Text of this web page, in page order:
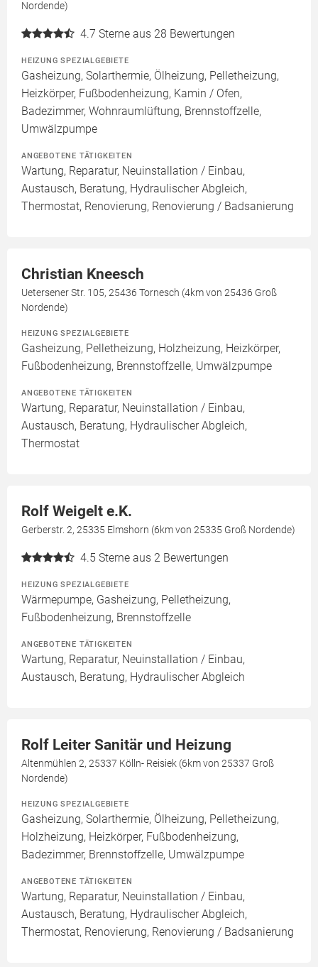
Nordende)
4.7 Sterne aus 28 Bewertungen
HEIZUNG SPEZIALGEBIETE
Gasheizung, Solarthermie, Ölheizung, Pelletheizung,
Heizkörper, Fußbodenheizung, Kamin / Ofen,
Badezimmer, Wohnraumlüftung, Brennstoffzelle,
Umwälzpumpe
ANGEBOTENE TÄTIGKEITEN
Wartung, Reparatur, Neuinstallation / Einbau,
Austausch, Beratung, Hydraulischer Abgleich,
Thermostat, Renovierung, Renovierung / Badsanierung
Christian Kneesch
Uetersener Str. 105, 25436 Tornesch (4km von 25436 Groß
Nordende)
HEIZUNG SPEZIALGEBIETE
Gasheizung, Pelletheizung, Holzheizung, Heizkörper,
Fußbodenheizung, Brennstoffzelle, Umwälzpumpe
ANGEBOTENE TÄTIGKEITEN
Wartung, Reparatur, Neuinstallation / Einbau,
Austausch, Beratung, Hydraulischer Abgleich,
Thermostat
Rolf Weigelt e.K.
Gerberstr. 2, 25335 Elmshorn (6km von 25335 Groß Nordende)
4.5 Sterne aus 2 Bewertungen
HEIZUNG SPEZIALGEBIETE
Wärmepumpe, Gasheizung, Pelletheizung,
Fußbodenheizung, Brennstoffzelle
ANGEBOTENE TÄTIGKEITEN
Wartung, Reparatur, Neuinstallation / Einbau,
Austausch, Beratung, Hydraulischer Abgleich
Rolf Leiter Sanitär und Heizung
Altenmühlen 2, 25337 Kölln- Reisiek (6km von 25337 Groß
Nordende)
HEIZUNG SPEZIALGEBIETE
Gasheizung, Solarthermie, Ölheizung, Pelletheizung,
Holzheizung, Heizkörper, Fußbodenheizung,
Badezimmer, Brennstoffzelle, Umwälzpumpe
ANGEBOTENE TÄTIGKEITEN
Wartung, Reparatur, Neuinstallation / Einbau,
Austausch, Beratung, Hydraulischer Abgleich,
Thermostat, Renovierung, Renovierung / Badsanierung